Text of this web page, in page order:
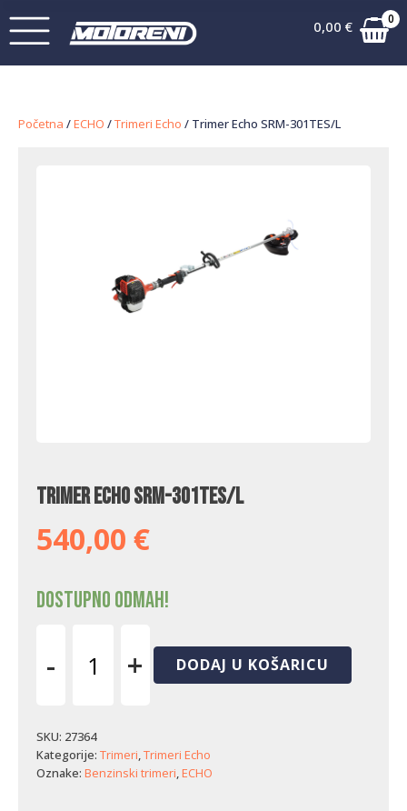
0,00 € 0
Početna /ECHO /Trimeri Echo / Trimer Echo SRM-301TES/L
Trimer Echo SRM-301TES/L
540,00 €
Dostupno odmah!
-
301TES/L
količina
+ DODAJ U KOŠARICU
SKU: 27364
Kategorije: Trimeri,Trimeri Echo
Oznake: Benzinski trimeri,ECHO